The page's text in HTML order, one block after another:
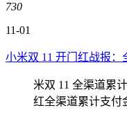
730
11-01
小米双 11 开门红战报：
米双 11 全渠道累
红全渠道累计支付